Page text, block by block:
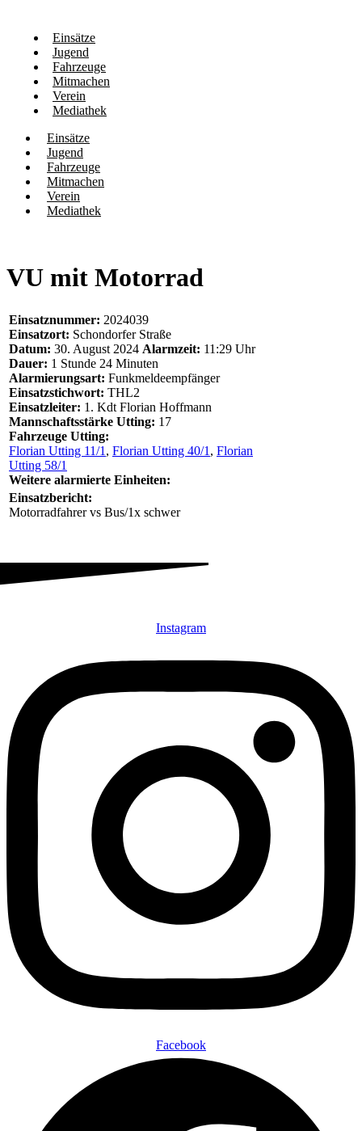
Einsätze
Jugend
Fahrzeuge
Mitmachen
Verein
Mediathek
Einsätze
Jugend
Fahrzeuge
Mitmachen
Verein
Mediathek
VU mit Motorrad
Einsatznummer: 2024039
Einsatzort: Schondorfer Straße
Datum: 30. August 2024 Alarmzeit: 11:29 Uhr
Dauer: 1 Stunde 24 Minuten
Alarmierungsart: Funkmeldeempfänger
Einsatzstichwort: THL2
Einsatzleiter: 1. Kdt Florian Hoffmann
Mannschaftsstärke Utting: 17
Fahrzeuge Utting:
Florian Utting 11/1 , Florian Utting 40/1 , Florian
Utting 58/1
Weitere alarmierte Einheiten:
Einsatzbericht:
Motorradfahrer vs Bus/1x schwer
Instagram
Facebook